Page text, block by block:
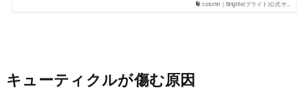
column｜Brighte(ブライト)公式サ…
キューティクルが傷む原因